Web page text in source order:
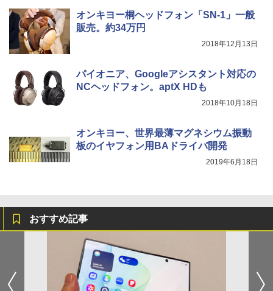
オンキヨー桐ヘッドフォン「SN-1」一般
販売。約34万円
2018年12月13日
パイオニア、Googleアシスタント対応の
NCヘッドフォン。aptX HDも
2018年10月18日
オンキヨー、世界最薄マグネシウム振動
板のイヤフォン用BAドライバ開発
2019年6月18日
おすすめ記事